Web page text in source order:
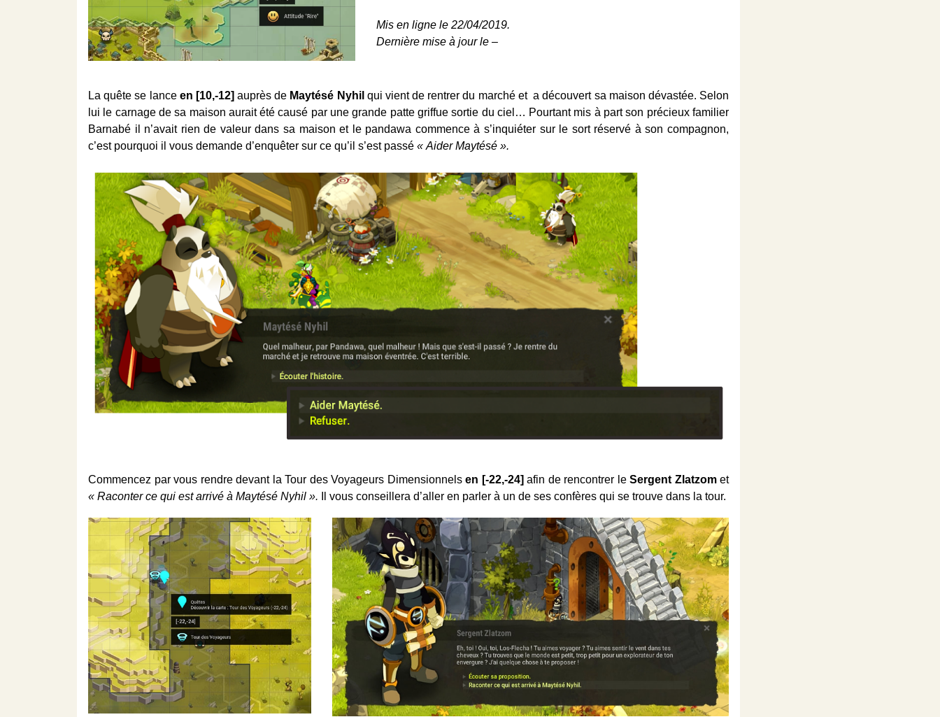
Mis en ligne le 22/04/2019.
Dernière mise à jour le –
La quête se lance en [10,-12] auprès de Maytésé Nyhil qui vient de rentrer du marché et a découvert sa maison dévastée. Selon
lui le carnage de sa maison aurait été causé par une grande patte griffue sortie du ciel… Pourtant mis à part son précieux familier
Barnabé il n’avait rien de valeur dans sa maison et le pandawa commence à s’inquiéter sur le sort réservé à son compagnon,
c’est pourquoi il vous demande d’enquêter sur ce qu’il s’est passé « Aider Maytésé ».
Commencez par vous rendre devant la Tour des Voyageurs Dimensionnels en [-22,-24] afin de rencontrer le Sergent Zlatzomet
« Raconter ce qui est arrivé à Maytésé Nyhil ». Il vous conseillera d’aller en parler à un de ses confères qui se trouve dans la tour.